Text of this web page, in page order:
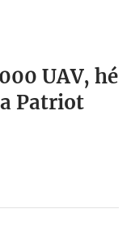
UAV, hé
Patriot